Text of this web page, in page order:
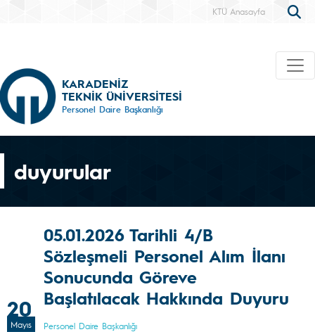
KTÜ Anasayfa
KARADENİZ
TEKNİK ÜNİVERSİTESİ
Personel Daire Başkanlığı
duyurular
20
Mayıs
05.01.2026 Tarihli 4/B
Sözleşmeli Personel Alım İlanı
Sonucunda Göreve
Başlatılacak Hakkında Duyuru
Personel Daire Başkanlığı